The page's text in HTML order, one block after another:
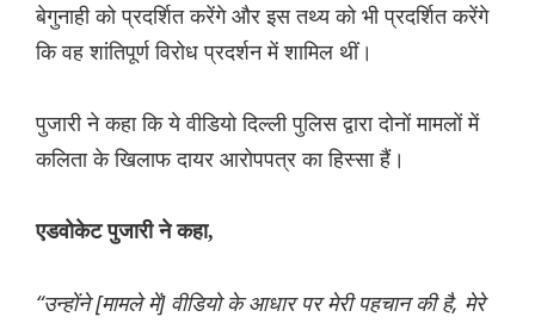
बेगुनाही को प्रदर्शित करेंगे और इस तथ्य को भी प्रदर्शित करेंगे
कि वह शांतिपूर्ण विरोध प्रदर्शन में शामिल थीं।
पुजारी ने कहा कि ये वीडियो दिल्ली पुलिस द्वारा दोनों मामलों में
कलिता के खिलाफ दायर आरोपपत्र का हिस्सा हैं।
एडवोकेट पुजारी ने कहा,
“उन्होंने [मामले में] वीडियो के आधार पर मेरी पहचान की है, मेरे